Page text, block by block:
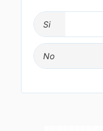
Si
No